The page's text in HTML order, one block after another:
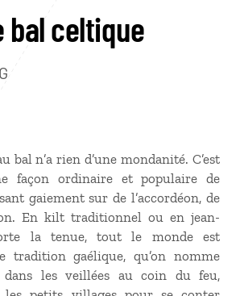
bal celtique
bal n’a rien d’une mondanité. C’est
façon ordinaire et populaire de
gaiement sur de l’accordéon, de
En kilt traditionnel ou en jean-
la tenue, tout le monde est
tradition gaélique, qu’on nomme
les veillées au coin du feu,